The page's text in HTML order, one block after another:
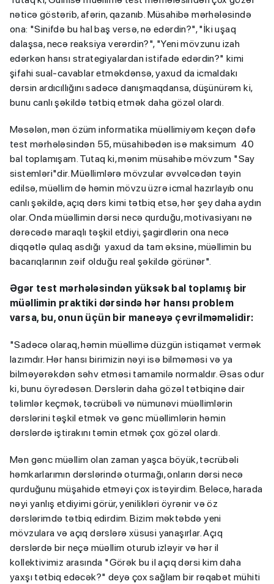
nəticə göstərib, afərin, qazanıb. Müsahibə mərhələsində
ona: "Sinifdə bu hal baş versə, nə edərdin?", "İki uşaq
dalaşsa, necə reaksiya verərdin?", "Yeni mövzunu izah
edərkən hansı strategiyalardan istifadə edərdin?" kimi
şifahi sual-cavablar etməkdənsə, yaxud da icmaldakı
dərsin ardıcıllığını sadəcə danışmaqdansa, düşünürəm ki,
bunu canlı şəkildə tətbiq etmək daha gözəl olardı.
Məsələn, mən özüm informatika müəllimiyəm keçən dəfə
test mərhələsindən 55, müsahibədən isə maksimum 40
bal toplamışam. Tutaq ki, mənim müsahibə mövzum "Say
sistemləri"dir. Müəllimlərə mövzular əvvəlcədən təyin
edilsə, müəllim də həmin mövzu üzrə icmal hazırlayıb onu
canlı şəkildə, açıq dərs kimi tətbiq etsə, hər şey daha aydın
olar. Onda müəllimin dərsi necə qurduğu, motivasiyanı nə
dərəcədə maraqlı təşkil etdiyi, şagirdlərin ona necə
diqqətlə qulaq asdığı yaxud da tam əksinə, müəllimin bu
bacarıqlarının zəif olduğu real şəkildə görünər".
Əgər test mərhələsindən yüksək bal toplamış bir
müəllimin praktiki dərsində hər hansı problem
varsa, bu, onun üçün bir maneəyə çevrilməməlidir:
"Sadəcə olaraq, həmin müəllimə düzgün istiqamət vermək
lazımdır. Hər hansı birimizin nəyi isə bilməməsi və ya
bilməyərəkdən səhv etməsi tamamilə normaldır. Əsas odur
ki, bunu öyrədəsən. Dərslərin daha gözəl tətbiqinə dair
təlimlər keçmək, təcrübəli və nümunəvi müəllimlərin
dərslərini təşkil etmək və gənc müəllimlərin həmin
dərslərdə iştirakını təmin etmək çox gözəl olardı.
Mən gənc müəllim olan zaman yaşca böyük, təcrübəli
həmkarlarımın dərslərində oturmağı, onların dərsi necə
qurduğunu müşahidə etməyi çox istəyirdim. Beləcə, harada
nəyi yanlış etdiyimi görür, yenilikləri öyrənir və öz
dərslərimdə tətbiq edirdim. Bizim məktəbdə yeni
mövzulara və açıq dərslərə xüsusi yanaşırlar. Açıq
dərslərdə bir neçə müəllim oturub izləyir və hər il
kollektivimiz arasında "Görək bu il açıq dərsi kim daha
yaxşı tətbiq edəcək?" deyə çox sağlam bir rəqabət mühiti